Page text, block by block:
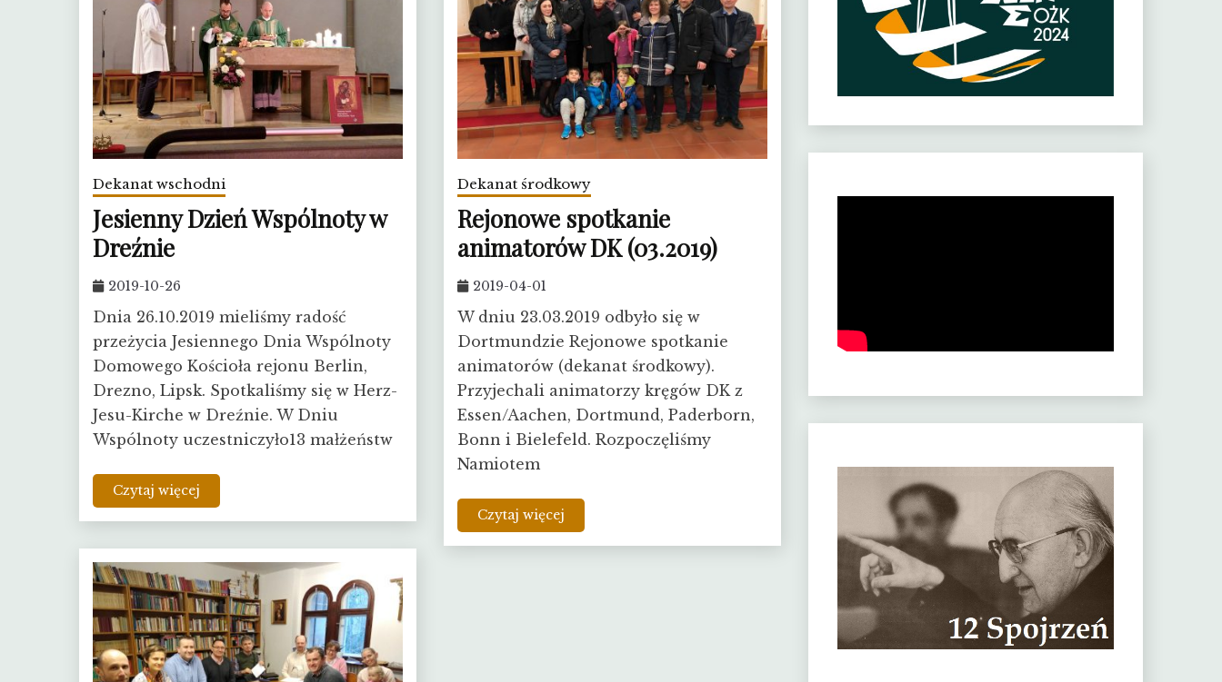
Dekanat wschodni
Jesienny Dzień Wspólnoty w
Dreźnie
2019-10-26
Dnia 26.10.2019 mieliśmy radość
przeżycia Jesiennego Dnia Wspólnoty
Domowego Kościoła rejonu Berlin,
Drezno, Lipsk. Spotkaliśmy się w Herz-
Jesu-Kirche w Dreźnie. W Dniu
Wspólnoty uczestniczyło13 małżeństw
Czytaj więcej
Dekanat środkowy
Rejonowe spotkanie
animatorów DK (03.2019)
2019-04-01
W dniu 23.03.2019 odbyło się w
Dortmundzie Rejonowe spotkanie
animatorów (dekanat środkowy).
Przyjechali animatorzy kręgów DK z
Essen/Aachen, Dortmund, Paderborn,
Bonn i Bielefeld. Rozpoczęliśmy
Namiotem
Czytaj więcej